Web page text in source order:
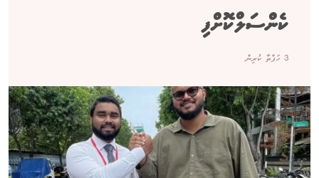
ކެންސަލްކޮށްފި
3 ހަފްތާ ކުރިން